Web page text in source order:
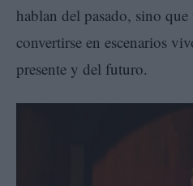
hablan del pasado, sino
convertirse en escenarios
presente y del futuro.